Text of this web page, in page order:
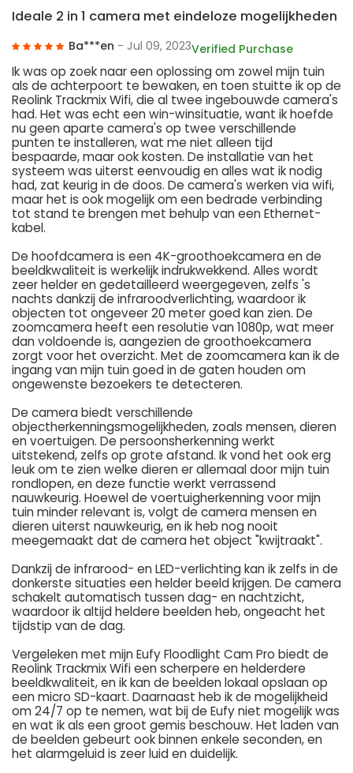
Ideale 2 in 1 camera met eindeloze mogelijkheden
Ba***en - Jul 09, 2023Verified Purchase
Ik was op zoek naar een oplossing om zowel mijn tuin
als de achterpoort te bewaken, en toen stuitte ik op de
Reolink Trackmix Wifi, die al twee ingebouwde camera's
had. Het was echt een win-winsituatie, want ik hoefde
nu geen aparte camera's op twee verschillende
punten te installeren, wat me niet alleen tijd
bespaarde, maar ook kosten. De installatie van het
systeem was uiterst eenvoudig en alles wat ik nodig
had, zat keurig in de doos. De camera's werken via wifi,
maar het is ook mogelijk om een bedrade verbinding
tot stand te brengen met behulp van een Ethernet-
kabel.
De hoofdcamera is een 4K-groothoekcamera en de
beeldkwaliteit is werkelijk indrukwekkend. Alles wordt
zeer helder en gedetailleerd weergegeven, zelfs 's
nachts dankzij de infraroodverlichting, waardoor ik
objecten tot ongeveer 20 meter goed kan zien. De
zoomcamera heeft een resolutie van 1080p, wat meer
dan voldoende is, aangezien de groothoekcamera
zorgt voor het overzicht. Met de zoomcamera kan ik de
ingang van mijn tuin goed in de gaten houden om
ongewenste bezoekers te detecteren.
De camera biedt verschillende
objectherkenningsmogelijkheden, zoals mensen, dieren
en voertuigen. De persoonsherkenning werkt
uitstekend, zelfs op grote afstand. Ik vond het ook erg
leuk om te zien welke dieren er allemaal door mijn tuin
rondlopen, en deze functie werkt verrassend
nauwkeurig. Hoewel de voertuigherkenning voor mijn
tuin minder relevant is, volgt de camera mensen en
dieren uiterst nauwkeurig, en ik heb nog nooit
meegemaakt dat de camera het object "kwijtraakt".
Dankzij de infrarood- en LED-verlichting kan ik zelfs in de
donkerste situaties een helder beeld krijgen. De camera
schakelt automatisch tussen dag- en nachtzicht,
waardoor ik altijd heldere beelden heb, ongeacht het
tijdstip van de dag.
Vergeleken met mijn Eufy Floodlight Cam Pro biedt de
Reolink Trackmix Wifi een scherpere en helderdere
beeldkwaliteit, en ik kan de beelden lokaal opslaan op
een micro SD-kaart. Daarnaast heb ik de mogelijkheid
om 24/7 op te nemen, wat bij de Eufy niet mogelijk was
en wat ik als een groot gemis beschouw. Het laden van
de beelden gebeurt ook binnen enkele seconden, en
het alarmgeluid is zeer luid en duidelijk.